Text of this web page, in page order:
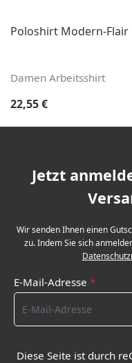
Poloshirt Modern-
Damen Arbeitsshirt
Regulärer Preis:
22,55 €
Jetzt
Wir senden Ihnen einen
zu. Indem Sie sich
E-Mail-Adresse *
Diese Seite ist durch